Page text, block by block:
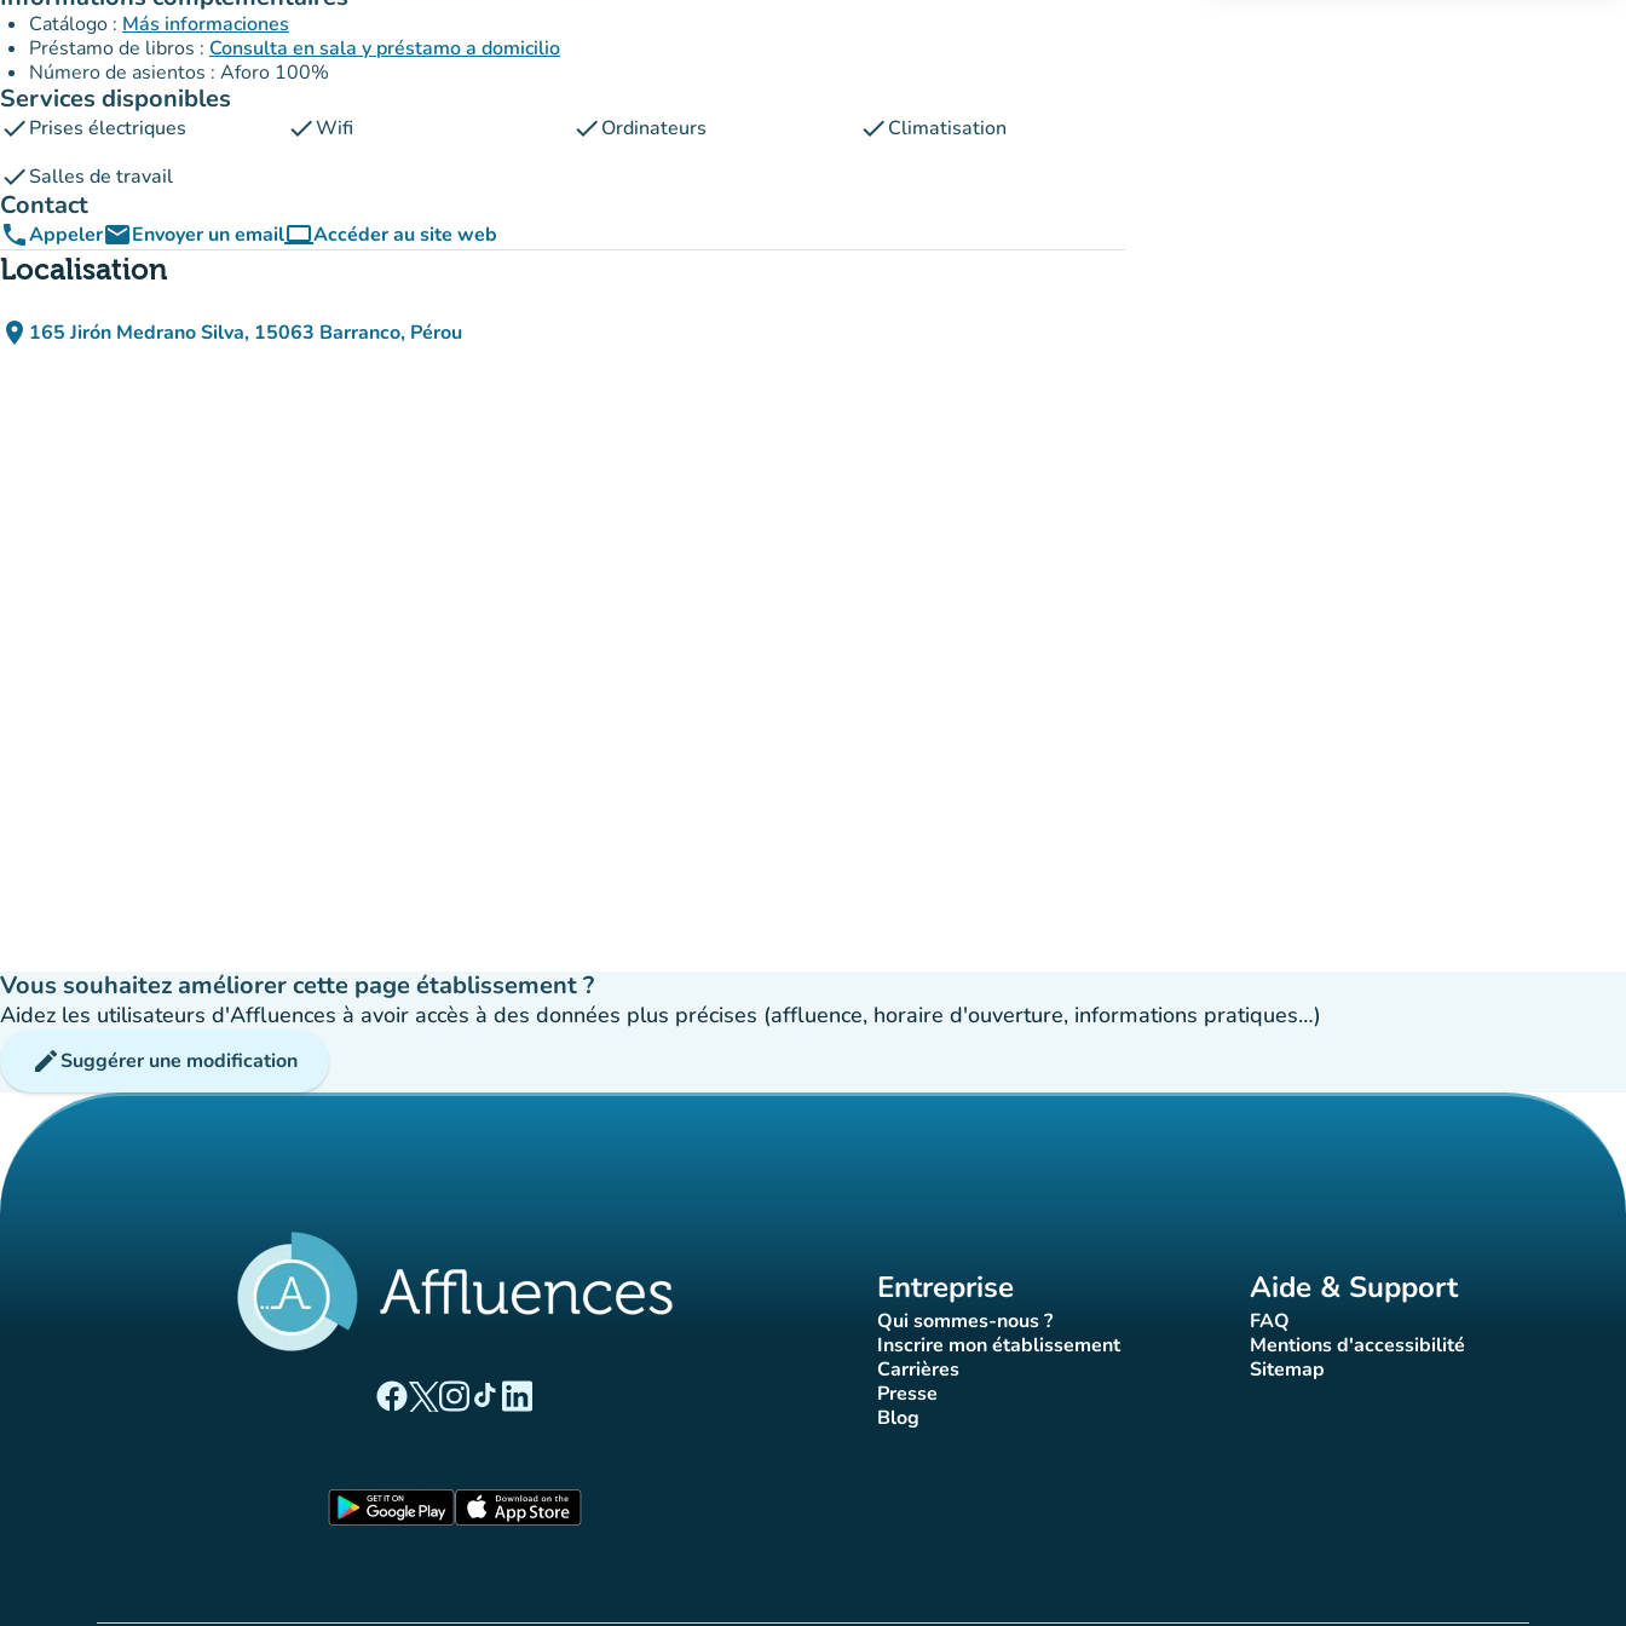
Catálogo : Más informaciones
Préstamo de libros : Consulta en sala y préstamo a domicilio
Número de asientos : Aforo 100%
Services disponibles
checkPrises électriques checkWifi checkOrdinateurs checkClimatisation
checkSalles de travail
Contact
phoneAppeleremailEnvoyer un emailcomputerAccéder au site web
(nouvel onglet)
Localisation
place 165 Jirón Medrano Silva, 15063 Barranco, Pérou
(ouvrir dans Google Maps)
(nouvel onglet)
Vous souhaitez améliorer cette page établissement ?
Aidez les utilisateurs d'Affluences à avoir accès à des données plus précises (affluence, horaire d'ouverture, informations pratiques…)
editSuggérer une modification
(nouvel onglet)
(nouvel onglet)
(nouvel onglet)
(nouvel onglet)
(nouvel onglet)
Entreprise
Qui sommes-nous ?
(nouvel onglet)
Inscrire mon établissement
(nouvel onglet)
Carrières(nouvel onglet)
Presse(nouvel onglet)
Blog(nouvel onglet)
Aide & Support
FAQ(nouvel onglet)
Mentions d'accessibilité
(nouvel onglet)
Sitemap(nouvel onglet)